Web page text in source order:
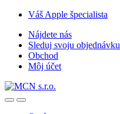
Skip
navigation
Skip
content
Váš Apple špecialista
Nájdete nás
Sleduj svoju objednávku
Obchod
Môj účet